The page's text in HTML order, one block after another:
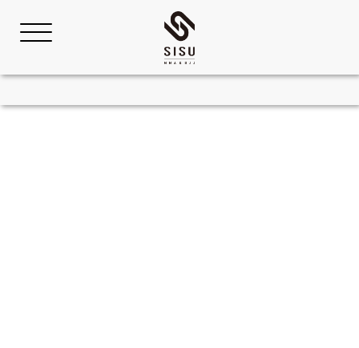
Copyright © 2021 SISU 箕面
ブラジリアン柔術／キックボクシング／総合格闘技.